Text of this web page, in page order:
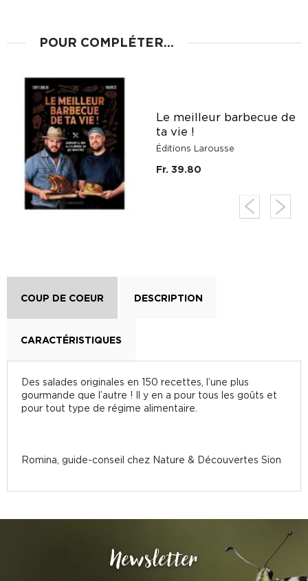
POUR COMPLÉTER...
Le meilleur barbecue de
ta vie !
Éditions Larousse
Fr. 39.80
COUP DE COEUR DESCRIPTION
CARACTÉRISTIQUES
Des salades originales en 150 recettes, l’une plus
gourmande que l’autre ! Il y en a pour tous les goûts et
pour tout type de régime alimentaire.
Romina, guide-conseil chez Nature & Découvertes Sion
Newsletter